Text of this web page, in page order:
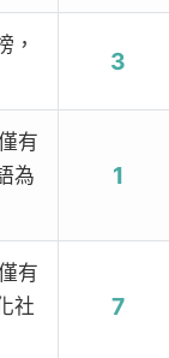
，
3
有
為
1
有
社
7